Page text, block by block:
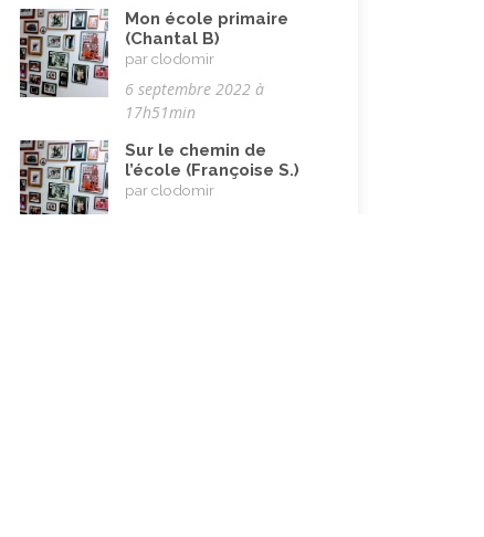
Vieillissement (20)
Voyages (38)
Mon école primaire
(Chantal B)
par clodomir
6 septembre 2022 à
17h51min
Sur le chemin de
l’école (Françoise S.)
par clodomir